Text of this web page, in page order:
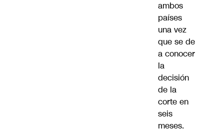
ambos
países
una vez
que se de
a conocer
la
decisión
de la
corte en
seis
meses.